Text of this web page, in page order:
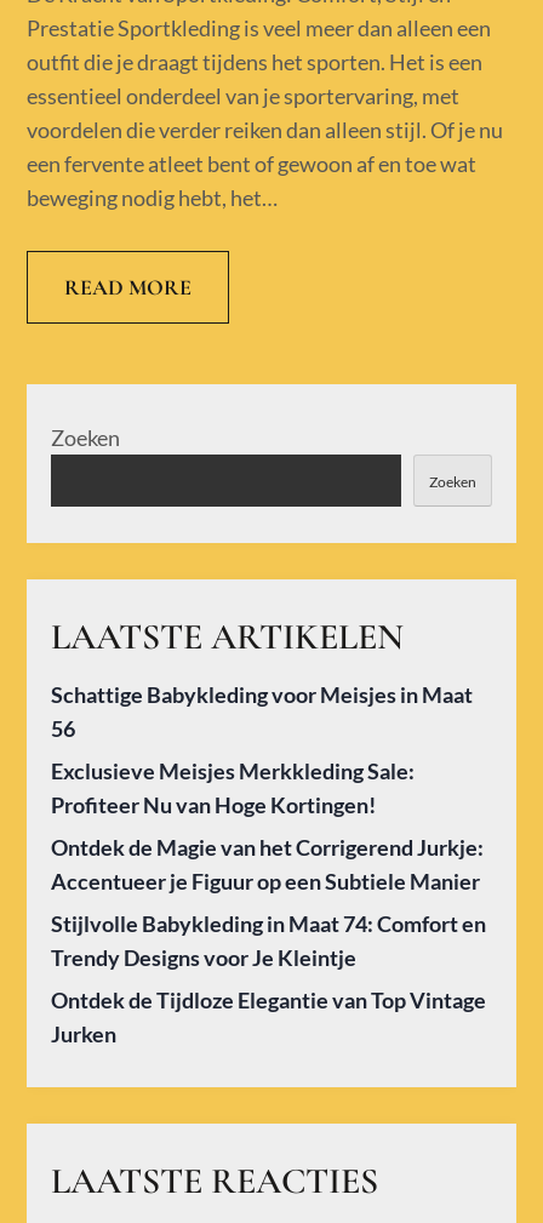
Prestatie Sportkleding is veel meer dan alleen een
outfit die je draagt tijdens het sporten. Het is een
essentieel onderdeel van je sportervaring, met
voordelen die verder reiken dan alleen stijl. Of je nu
een fervente atleet bent of gewoon af en toe wat
beweging nodig hebt, het…
READ MORE
Zoeken
Zoeken
LAATSTE ARTIKELEN
Schattige Babykleding voor Meisjes in Maat
56
Exclusieve Meisjes Merkkleding Sale:
Profiteer Nu van Hoge Kortingen!
Ontdek de Magie van het Corrigerend Jurkje:
Accentueer je Figuur op een Subtiele Manier
Stijlvolle Babykleding in Maat 74: Comfort en
Trendy Designs voor Je Kleintje
Ontdek de Tijdloze Elegantie van Top Vintage
Jurken
LAATSTE REACTIES